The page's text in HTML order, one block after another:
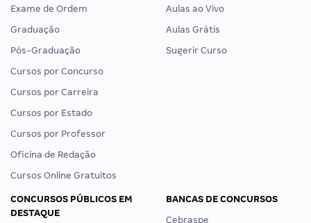
Exame de Ordem
Graduação
Pós-Graduação
Cursos por Concurso
Cursos por Carreira
Cursos por Estado
Cursos por Professor
Oficina de Redação
Cursos Online Gratuitos
Aulas ao Vivo
Aulas Grátis
Sugerir Curso
CONCURSOS PÚBLICOS EM
DESTAQUE
BANCAS DE CONCURSOS
Cebraspe